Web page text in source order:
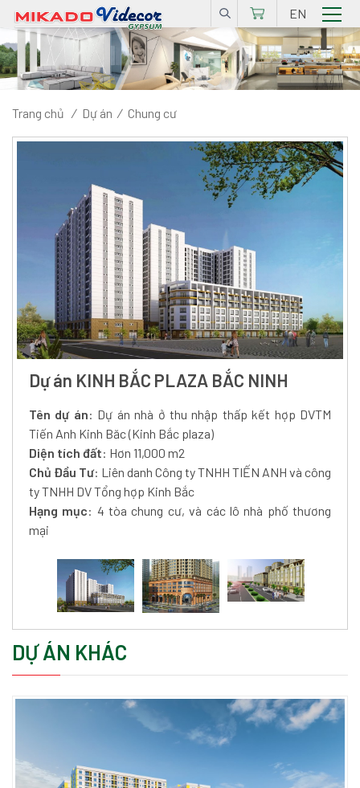
EN
Trang chủ / Dự án / Chung cư
Dự án KINH BẮC PLAZA BẮC NINH
Tên dự án: Dự án nhà ở thu nhập thấp kết hợp DVTM
Tiến Anh Kinh Băc (Kinh Bắc plaza)
Diện tích đất: Hơn 11,000 m2
Chủ Đầu Tư: Liên danh Công ty TNHH TIẾN ANH và công
ty TNHH DV Tổng hợp Kinh Bắc
Hạng mục: 4 tòa chung cư, và các lô nhà phố thương
mại
DỰ ÁN KHÁC